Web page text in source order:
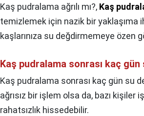
Kaş pudralama ağrılı mı?, Kaş
temizlemek için nazik bir yaklaşıma
kaşlarınıza su değdirmemeye özen
Kaş pudralama sonrası kaç
Kaş pudralama sonrası kaç gün su
ağrısız bir işlem olsa da, bazı kişiler
rahatsızlık hissedebilir.